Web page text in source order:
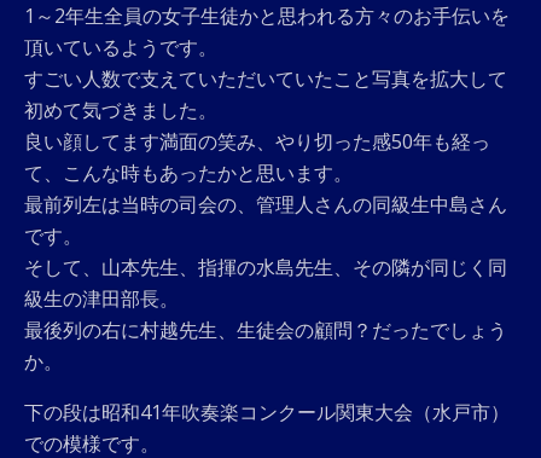
1～2年生全員の女子生徒かと思われる方々のお手伝いを
頂いているようです。
すごい人数で支えていただいていたこと写真を拡大して
初めて気づきました。
良い顔してます満面の笑み、やり切った感50年も経っ
て、こんな時もあったかと思います。
最前列左は当時の司会の、管理人さんの同級生中島さん
です。
そして、山本先生、指揮の水島先生、その隣が同じく同
級生の津田部長。
最後列の右に村越先生、生徒会の顧問？だったでしょう
か。
下の段は昭和41年吹奏楽コンクール関東大会（水戸市）
での模様です。